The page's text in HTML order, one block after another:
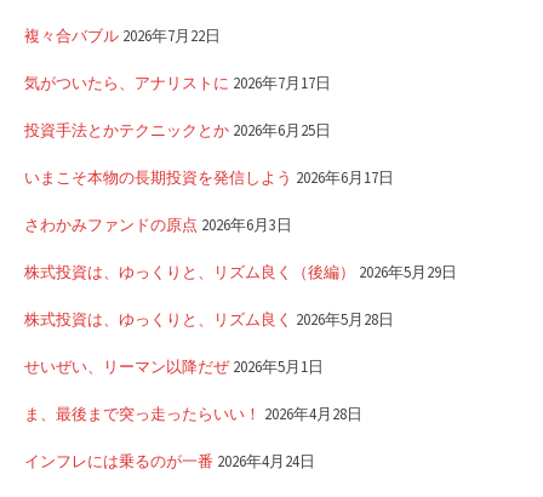
複々合バブル 2026年7月22日
気がついたら、アナリストに 2026年7月17日
投資手法とかテクニックとか 2026年6月25日
いまこそ本物の長期投資を発信しよう 2026年6月17日
さわかみファンドの原点 2026年6月3日
株式投資は、ゆっくりと、リズム良く（後編） 2026年5月29日
株式投資は、ゆっくりと、リズム良く 2026年5月28日
せいぜい、リーマン以降だぜ2026年5月1日
ま、最後まで突っ走ったらいい！ 2026年4月28日
インフレには乗るのが一番 2026年4月24日